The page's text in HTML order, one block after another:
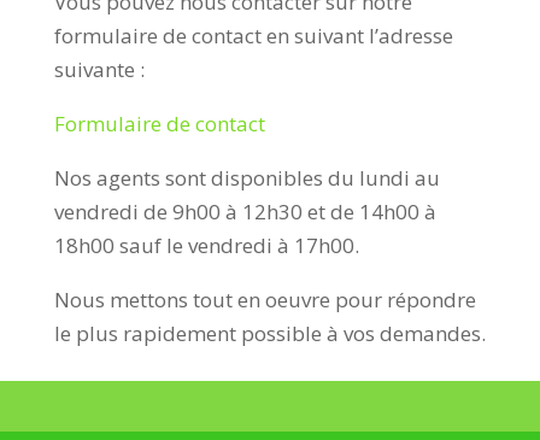
formulaire de contact en suivant l’adresse
suivante :
Formulaire de contact
Nos agents sont disponibles du lundi au
vendredi de 9h00 à 12h30 et de 14h00 à
18h00 sauf le vendredi à 17h00.
Nous mettons tout en oeuvre pour répondre
le plus rapidement possible à vos demandes.